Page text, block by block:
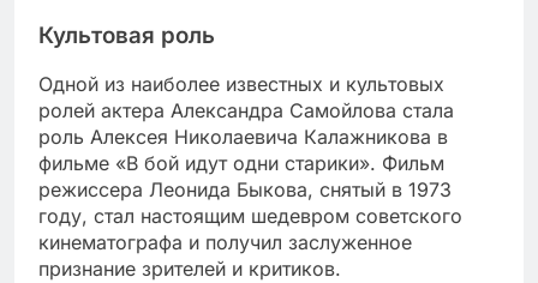
Культовая роль
Одной из наиболее известных и культовых
ролей актера Александра Самойлова стала
роль Алексея Николаевича Калажникова в
фильме «В бой идут одни старики». Фильм
режиссера Леонида Быкова, снятый в 1973
году, стал настоящим шедевром советского
кинематографа и получил заслуженное
признание зрителей и критиков.